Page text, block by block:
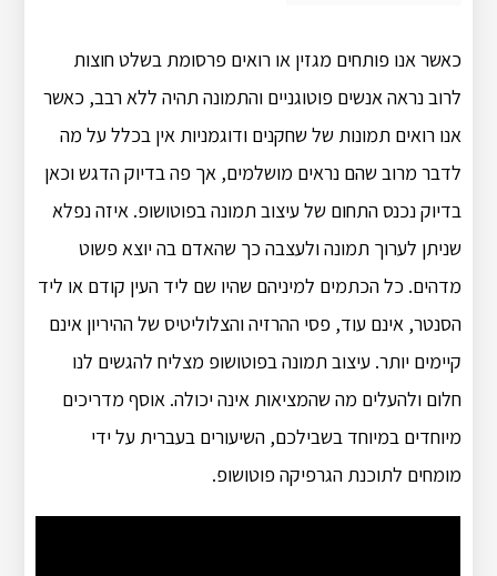
כאשר אנו פותחים מגזין או רואים פרסומת בשלט חוצות
לרוב נראה אנשים פוטוגניים והתמונה תהיה ללא רבב, כאשר
אנו רואים תמונות של שחקנים ודוגמניות אין בכלל על מה
לדבר מרוב שהם נראים מושלמים, אך פה בדיוק הדגש וכאן
בדיוק נכנס התחום של עיצוב תמונה בפוטושופ. איזה נפלא
שניתן לערוך תמונה ולעצבה כך שהאדם בה יוצא פשוט
מדהים. כל הכתמים למיניהם שהיו שם ליד העין קודם או ליד
הסנטר, אינם עוד, פסי ההרזיה והצלוליטיס של ההיריון אינם
קיימים יותר. עיצוב תמונה בפוטושופ מצליח להגשים לנו
חלום ולהעלים מה שהמציאות אינה יכולה. אוסף מדריכים
מיוחדים במיוחד בשבילכם, השיעורים בעברית על ידי
מומחים לתוכנת הגרפיקה פוטושופ.